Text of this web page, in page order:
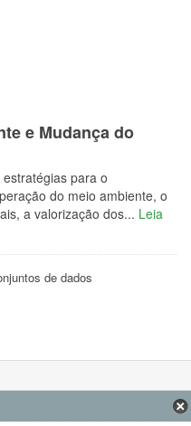
e Mudança do
para o
do meio ambiente, o
a valorização dos... Leia
de dados